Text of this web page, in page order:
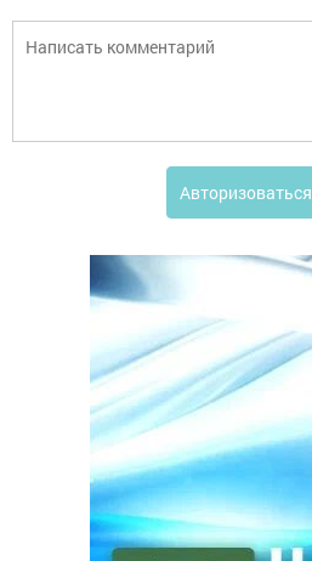
Авторизоваться